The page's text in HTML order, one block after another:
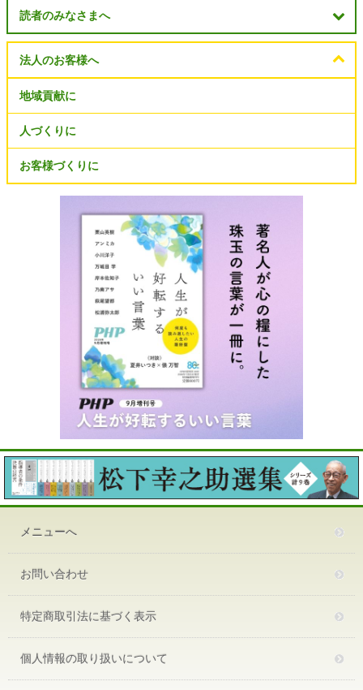
読者のみなさまへ
法人のお客様へ
地域貢献に
人づくりに
お客様づくりに
メニューへ
お問い合わせ
特定商取引法に基づく表示
個人情報の取り扱いについて